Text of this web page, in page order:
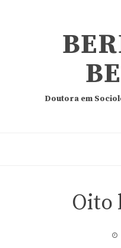
Doutora em
Oito